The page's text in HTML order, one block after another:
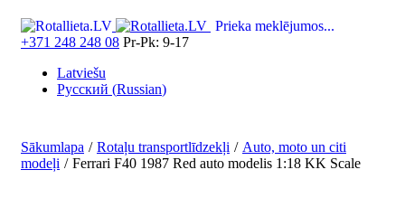
Prieka meklējumos...
+371 248 248 08 Pr-Pk: 9-17
Latviešu
Русский (Russian)
Sākumlapa / Rotaļu transportlīdzekļi / Auto, moto un citi
modeļi / Ferrari F40 1987 Red auto modelis 1:18 KK Scale